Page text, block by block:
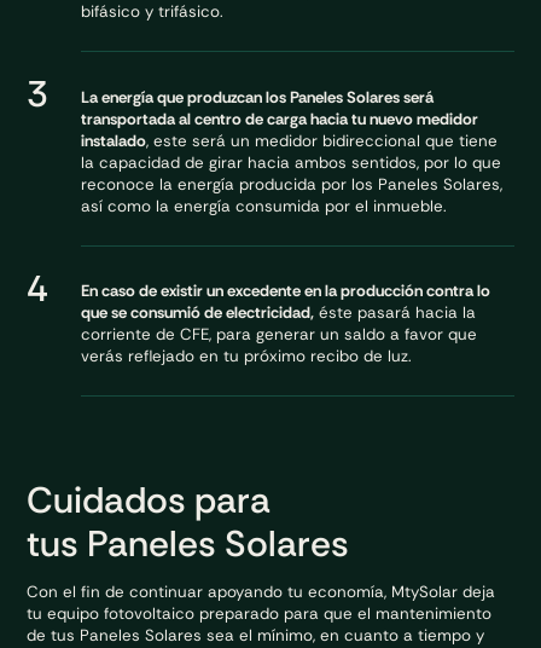
bifásico y trifásico.
3
La energía que produzcan los Paneles Solares será
transportada al centro de carga hacia tu nuevo medidor
instalado, este será un medidor bidireccional que tiene
la capacidad de girar hacia ambos sentidos, por lo que
reconoce la energía producida por los Paneles Solares,
así como la energía consumida por el inmueble.
4
En caso de existir un excedente en la producción contra lo
que se consumió de electricidad, éste pasará hacia la
corriente de CFE, para generar un saldo a favor que
verás reflejado en tu próximo recibo de luz.
Cuidados para
tus Paneles Solares
Con el fin de continuar apoyando tu economía, MtySolar deja
tu equipo fotovoltaico preparado para que el mantenimiento
de tus Paneles Solares sea el mínimo, en cuanto a tiempo y